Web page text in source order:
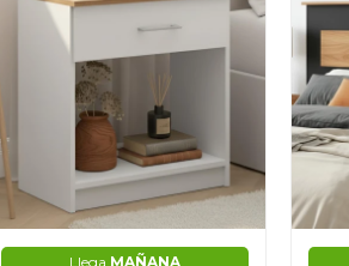
Llega MAÑANA